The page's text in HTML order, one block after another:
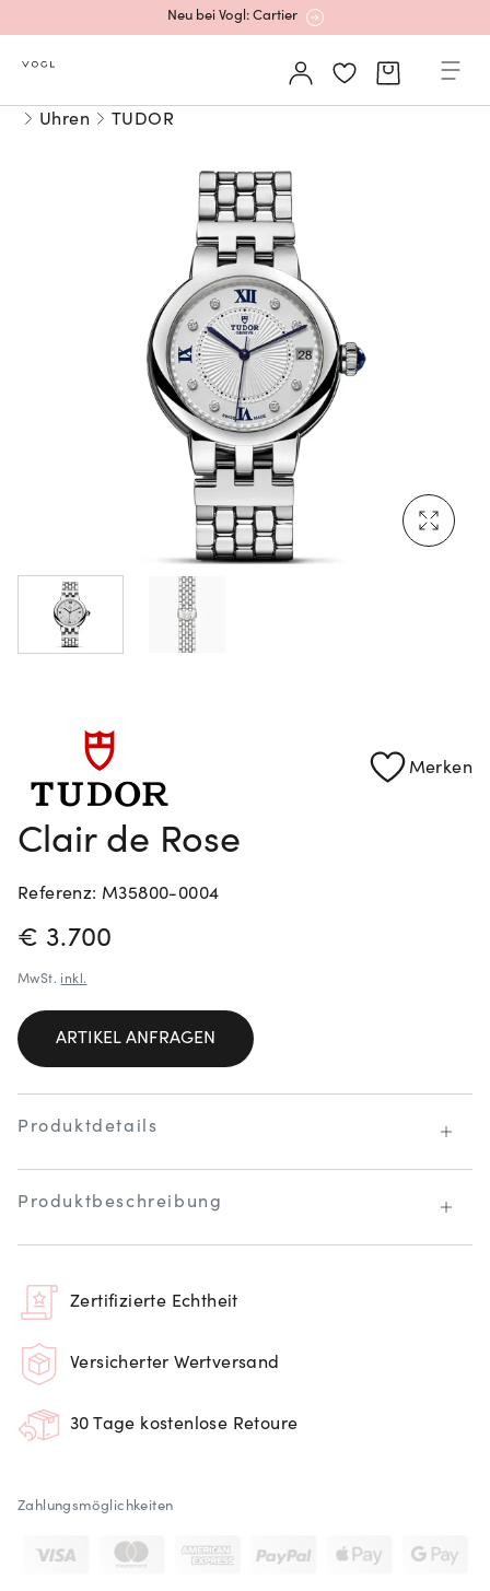
Neu bei Vogl: Cartier
Mehr erfahren: Ikonische Uhren von Cartier
Rolex Certified Pre-Owned entdecken
Neu bei Vogl: Uhren von Grand Seiko
Neu bei Vogl: Cartier
Mehr erfahren: Ikonische Uhren von Cartier
Rolex Certified Pre-Owned entdecken
Uhren TUDOR
Merken
Clair de Rose
Referenz: M35800-0004
PREISINFORMATIONEN
€ 3.700
MwSt. inkl.
ARTIKEL ANFRAGEN
Produktdetails
Produktbeschreibung
Zertifizierte Echtheit
Versicherter Wertversand
30 Tage kostenlose Retoure
Zahlungsmöglichkeiten